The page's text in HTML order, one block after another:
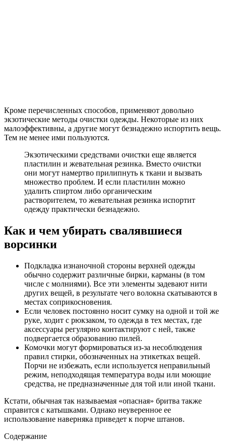
Кроме перечисленных способов, применяют довольно
экзотические методы очистки одежды. Некоторые из них
малоэффективны, а другие могут безнадежно испортить вещь.
Тем не менее ими пользуются.
Экзотическими средствами очистки еще является
пластилин и жевательная резинка. Вместо очистки
они могут намертво прилипнуть к ткани и вызвать
множество проблем. И если пластилин можно
удалить спиртом либо органическим
растворителем, то жевательная резинка испортит
одежду практически безнадежно.
Как и чем убирать свалявшиеся
ворсинки
Подкладка изнаночной стороны верхней одежды
обычно содержит различные бирки, карманы (в том
числе с молниями). Все эти элементы задевают нити
других вещей, в результате чего волокна скатываются в
местах соприкосновения.
Если человек постоянно носит сумку на одной и той же
руке, ходит с рюкзаком, то одежда в тех местах, где
аксессуары регулярно контактируют с ней, также
подвергается образованию пилей.
Комочки могут формироваться из-за несоблюдения
правил стирки, обозначенных на этикетках вещей.
Порчи не избежать, если используется неправильный
режим, неподходящая температура воды или моющие
средства, не предназначенные для той или иной ткани.
Кстати, обычная так называемая «опасная» бритва также
справится с катышками. Однако неуверенное ее
использование наверняка приведет к порче штанов.
Содержание